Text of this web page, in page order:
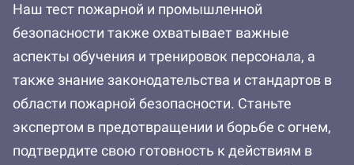
Наш тест пожарной и промышленной
безопасности также охватывает важные
аспекты обучения и тренировок персонала, а
также знание законодательства и стандартов в
области пожарной безопасности. Станьте
экспертом в предотвращении и борьбе с огнем,
подтвердите свою готовность к действиям в